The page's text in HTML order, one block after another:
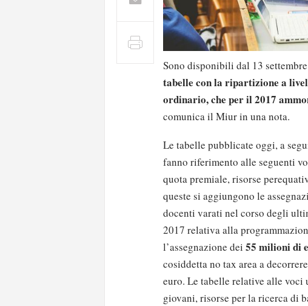
Sono disponibili dal 13
tabelle con la ripartizione a
ordinario, che per il 2017
comunica il Miur in una nota.
Le tabelle pubblicate oggi, a
fanno riferimento alle seguenti
quota premiale, risorse
queste si aggiungono le
docenti varati nel corso degli
2017 relativa alla
l’assegnazione dei 55 milioni di
cosiddetta no tax area a
euro. Le tabelle relative alle
giovani, risorse per la ricerca di